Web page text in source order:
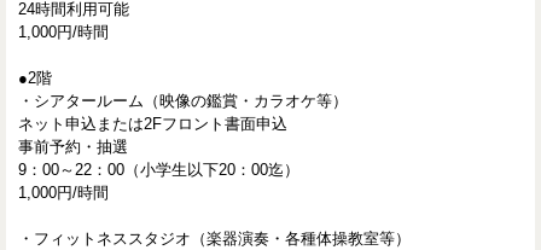
24時間利用可能
1,000円/時間
●2階
・シアタールーム（映像の鑑賞・カラオケ等）
ネット申込または2Fフロント書面申込
事前予約・抽選
9：00～22：00（小学生以下20：00迄）
1,000円/時間
・フィットネススタジオ（楽器演奏・各種体操教室等）